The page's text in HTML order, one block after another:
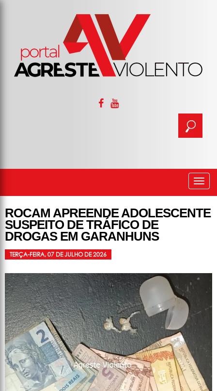
ROCAM APREENDE ADOLESCENTE
SUSPEITO DE TRÁFICO DE
DROGAS EM GARANHUNS
TERÇA-FEIRA, 07 DE JULHO DE 2026